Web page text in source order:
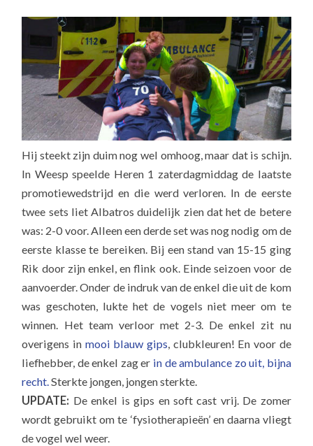
Hij steekt zijn duim nog wel omhoog, maar dat is schijn.
In Weesp speelde Heren 1 zaterdagmiddag de laatste
promotiewedstrijd en die werd verloren. In de eerste
twee sets liet Albatros duidelijk zien dat het de betere
was: 2-0 voor. Alleen een derde set was nog nodig om de
eerste klasse te bereiken. Bij een stand van 15-15 ging
Rik door zijn enkel, en flink ook. Einde seizoen voor de
aanvoerder. Onder de indruk van de enkel die uit de kom
was geschoten, lukte het de vogels niet meer om te
winnen. Het team verloor met 2-3. De enkel zit nu
overigens in mooi blauw gips, clubkleuren! En voor de
liefhebber, de enkel zag er in de ambulance zo uit, bijna
recht.Sterkte jongen, jongen sterkte.
UPDATE: De enkel is gips en soft cast vrij. De zomer
wordt gebruikt om te ‘fysiotherapieën’ en daarna vliegt
de vogel wel weer.